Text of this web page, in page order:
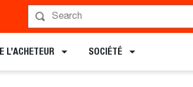
L’ACHETEUR SOCIÉTÉ